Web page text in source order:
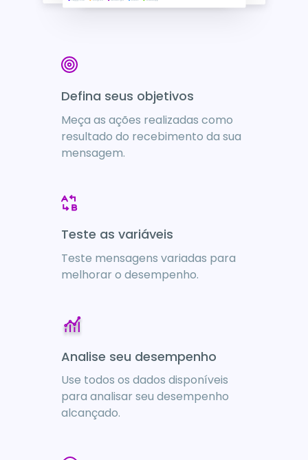
Defina seus objetivos
Meça as ações realizadas como
resultado do recebimento da sua
mensagem.
Teste as variáveis
Teste mensagens variadas para
melhorar o desempenho.
Analise seu desempenho
Use todos os dados disponíveis
para analisar seu desempenho
alcançado.